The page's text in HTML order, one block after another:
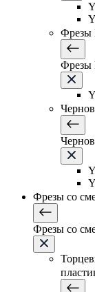
Фрезы
Фрезы
Фрезы со
Фрезы со